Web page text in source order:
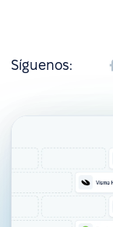
Síguenos: